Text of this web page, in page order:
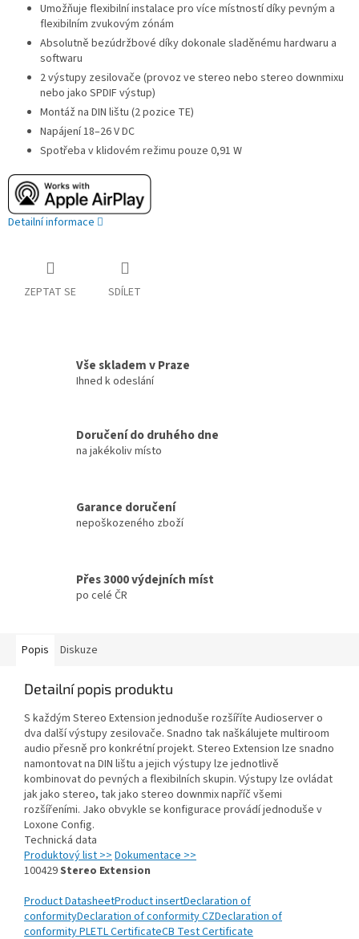
Umožňuje flexibilní instalace pro více místností díky pevným a
flexibilním zvukovým zónám
Absolutně bezúdržbové díky dokonale sladěnému hardwaru a
softwaru
2 výstupy zesilovače (provoz ve stereo nebo stereo downmixu
nebo jako SPDIF výstup)
Montáž na DIN lištu (2 pozice TE)
Napájení 18–26 V DC
Spotřeba v klidovém režimu pouze 0,91 W
Detailní informace
ZEPTAT SE SDÍLET
Vše skladem v Praze
Ihned k odeslání
Doručení do druhého dne
na jakékoliv místo
Garance doručení
nepoškozeného zboží
Přes 3000 výdejních míst
po celé ČR
Popis Diskuze
Detailní popis produktu
S každým Stereo Extension jednoduše rozšíříte Audioserver o
dva další výstupy zesilovače. Snadno tak naškálujete multiroom
audio přesně pro konkrétní projekt. Stereo Extension lze snadno
namontovat na DIN lištu a jejich výstupy lze jednotlivě
kombinovat do pevných a flexibilních skupin. Výstupy lze ovládat
jak jako stereo, tak jako stereo downmix napříč všemi
rozšířeními. Jako obvykle se konfigurace provádí jednoduše v
Loxone Config.
Technická data
Produktový list >>Dokumentace >>
100429Stereo Extension
Product DatasheetProduct insertDeclaration of
conformityDeclaration of conformity CZDeclaration of
conformity PLETL CertificateCB Test Certificate